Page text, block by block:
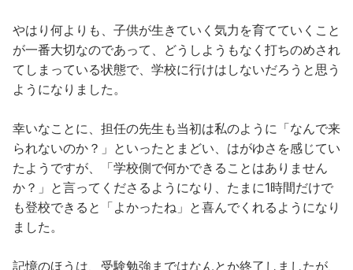
やはり何よりも、子供が生きていく気力を育てていくこと
が一番大切なのであって、どうしようもなく打ちのめされ
てしまっている状態で、学校に行けはしないだろうと思う
ようになりました。
幸いなことに、担任の先生も当初は私のように「なんで来
られないのか？」といったとまどい、はがゆさを感じてい
たようですが、「学校側で何かできることはありません
か？」と言ってくださるようになり、たまに1時間だけで
も登校できると「よかったね」と喜んでくれるようになり
ました。
記憶のほうは、受験勉強まではなんとか終了しましたが、